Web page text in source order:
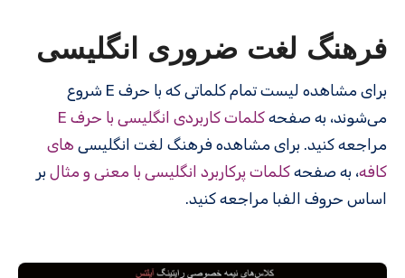
فرهنگ لغت ضروری انگلیسی
برای مشاهده لیست تمام کلماتی که با حرف E شروع
می‌شوند، به صفحه کلمات کاربردی انگلیسی با حرف E
مراجعه کنید. برای مشاهده فرهنگ لغت انگلیسی های
کافه، به صفحه کلمات پرکاربرد انگلیسی با معنی و مثال بر
اساس حروف الفبا مراجعه کنید.